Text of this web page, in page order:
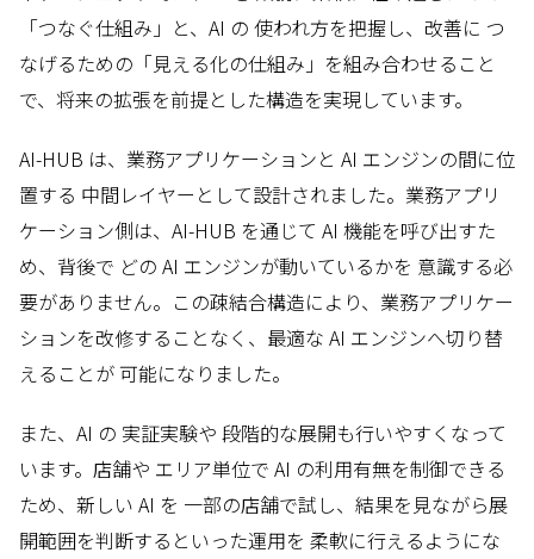
「つなぐ仕組み」と、AI の 使われ方を把握し、改善に つ
なげるための「見える化の仕組み」を組み合わせること
で、将来の拡張を前提とした構造を実現しています。
AI-HUB は、業務アプリケーションと AI エンジンの間に位
置する 中間レイヤーとして設計されました。業務アプリ
ケーション側は、AI-HUB を通じて AI 機能を呼び出すた
め、背後で どの AI エンジンが動いているかを 意識する必
要がありません。この疎結合構造により、業務アプリケー
ションを改修することなく、最適な AI エンジンへ切り替
えることが 可能になりました。
また、AI の 実証実験や 段階的な展開も行いやすくなって
います。店舗や エリア単位で AI の利用有無を制御できる
ため、新しい AI を 一部の店舗で試し、結果を見ながら展
開範囲を判断するといった運用を 柔軟に行えるようにな